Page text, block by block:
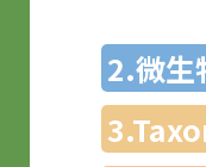
2.微生